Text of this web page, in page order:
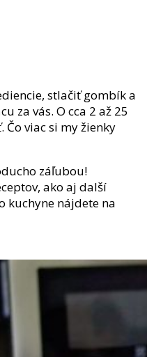
stlačiť gombík a
za vás. O cca 2 až 25
viac si my žienky
záľubou!
ako aj další
kuchyne nájdete na